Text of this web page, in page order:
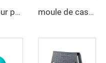
Moule pour panneau d'eau SMC à la vente, moule de compression SMC avec prix compétitif moule de casque en composite pasgt par compression